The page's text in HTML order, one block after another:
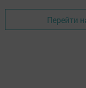
Перейти